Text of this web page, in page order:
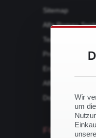
Sitemap
Alfa Romeo
Team
Produktkataloge
Ersatzteile nach
Alfa Romeo 105
Downloads
FOLGE
Wir
um